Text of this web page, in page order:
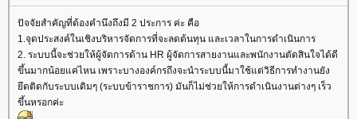
ปัจจัยสำคัญที่ต้องคำนึงถึงมี 2 ประการ ค่ะ คือ
1.จุดประสงค์ในเชิงบริหารจัดการที่จะลดต้นทุน และเวลาในการดำเนินการ
2. ระบบนี้จะช่วยให้ผู้จัดการด้าน HR ผู้จัดการสายงานและพนักงานตัดสินใจได้ดี
ขึ้นมากน้อยแค่ไหน เพราะบางองค์กรถึงจะนำระบบนี้มาใช้แต่วิธีการทำงานยัง
ึดติดกับระบบเดิมๆ (ระบบข้าราชการ) มันก็ไม่ช่วยให้การดำเนินงานต่างๆ เร็ว
ขึ้นหรอกค่ะ